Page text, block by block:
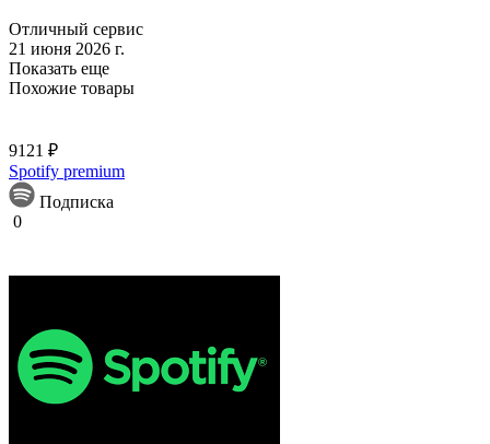
Отличный сервис
21 июня 2026 г.
Показать еще
Похожие товары
9121 ₽
Spotify premium
Подписка
0